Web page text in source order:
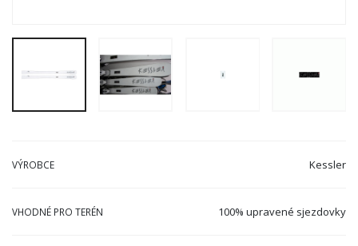
VÝROBCE Kessler
VHODNÉ PRO TERÉN 100% upravené sjezdovky